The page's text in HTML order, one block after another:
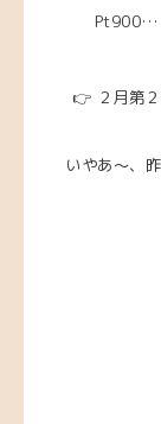
👉 ２月第
いやあ～、